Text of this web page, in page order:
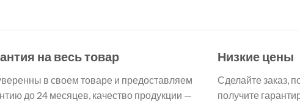
на весь товар
в своем товаре и предоставляем
до 24 месяцев, качество продукции —
Низкие цены
Сделайте заказ,
получите